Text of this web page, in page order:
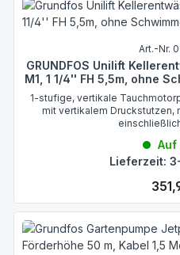
Art.-Nr.
GRUNDFOS Unilift
M1, 1 1/4'' FH 5,5m, ohne
1-stufige, vertikale
mit vertikalem Druckstutzen,
Auf
Lieferzeit: